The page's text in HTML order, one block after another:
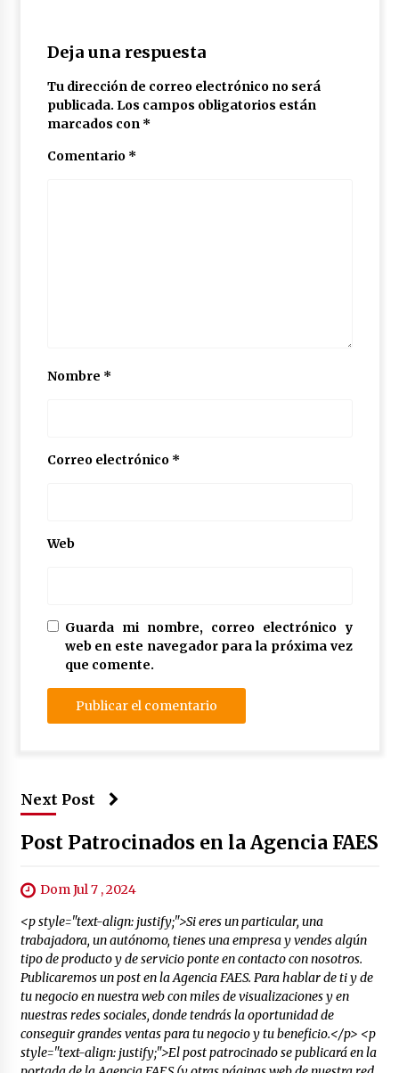
Deja una respuesta
Tu dirección de correo electrónico no será
publicada. Los campos obligatorios están
marcados con *
Comentario *
Nombre *
Correo electrónico *
Web
Guarda mi nombre, correo electrónico y
web en este navegador para la próxima vez
que comente.
Next Post
Post Patrocinados en la Agencia FAES
Dom Jul 7 , 2024
<p style="text-align: justify;">Si eres un particular, una
trabajadora, un autónomo, tienes una empresa y vendes algún
tipo de producto y de servicio ponte en contacto con nosotros.
Publicaremos un post en la Agencia FAES. Para hablar de ti y de
tu negocio en nuestra web con miles de visualizaciones y en
nuestras redes sociales, donde tendrás la oportunidad de
conseguir grandes ventas para tu negocio y tu beneficio.</p> <p
style="text-align: justify;">El post patrocinado se publicará en la